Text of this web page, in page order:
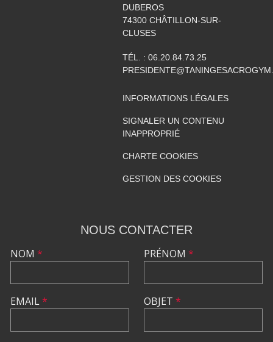
DUBEROS
74300 CHÂTILLON-SUR-
CLUSES
TÉL. : 06.20.84.73.25
INFORMATIONS LÉGALES
SIGNALER UN CONTENU
INAPPROPRIÉ
CHARTE COOKIES
GESTION DES COOKIES
NOUS CONTACTER
NOM *
EMAIL*
PRÉNOM *
OBJET *